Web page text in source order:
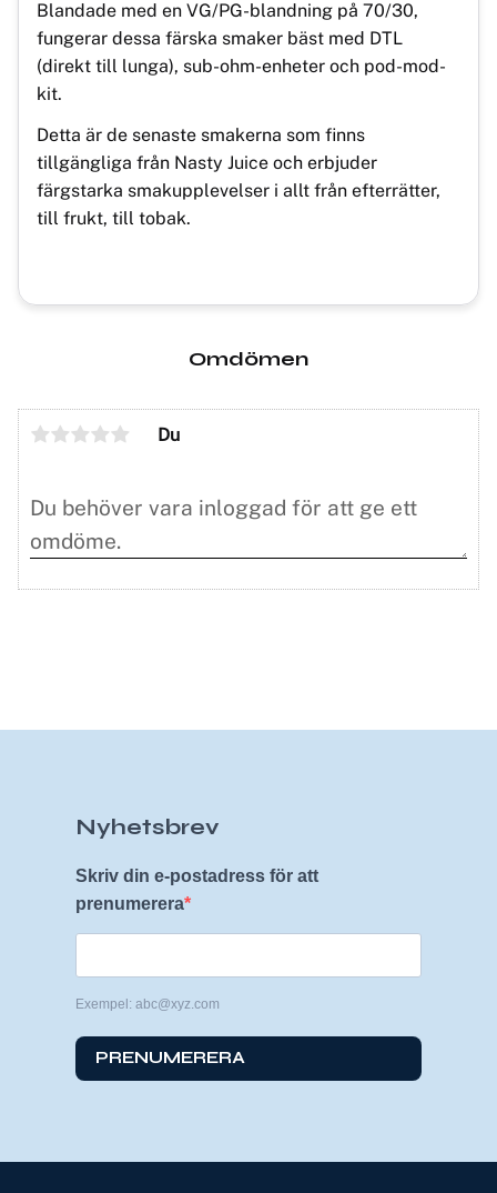
Blandade med en VG/PG-blandning på 70/30,
fungerar dessa färska smaker bäst med DTL
(direkt till lunga), sub-ohm-enheter och pod-mod-
kit.
Detta är de senaste smakerna som finns
tillgängliga från Nasty Juice och erbjuder
färgstarka smakupplevelser i allt från efterrätter,
till frukt, till tobak.
Omdömen
Du
Nyhetsbrev
Skriv din e-postadress för att
prenumerera
Exempel: abc@xyz.com
PRENUMERERA